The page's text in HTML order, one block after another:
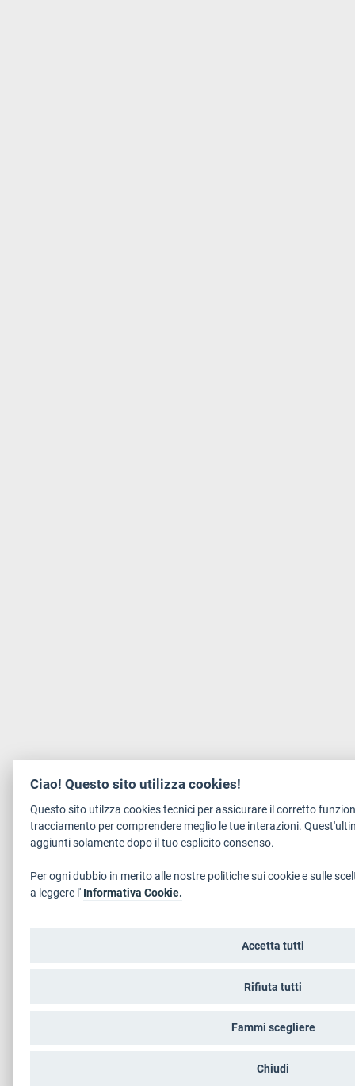
Ciao! Questo sito utilizza cookies!
Questo sito utilzza cookies tecnici per assicurare il corretto
tracciamento per comprendere meglio le tue interazioni.
aggiunti solamente dopo il tuo esplicito consenso.
Per ogni dubbio in merito alle nostre politiche sui cookie e sulle
a leggere l' Informativa Cookie.
Accetta tutti
Rifiuta tutti
Fammi scegliere
Chiudi